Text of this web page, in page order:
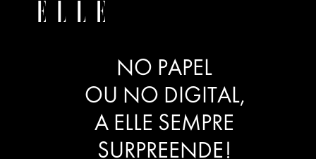
NO PAPEL
OU NO DIGITAL,
A ELLE SEMPRE
SURPREENDE!